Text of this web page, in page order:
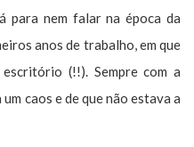
para nem falar na época da
anos de trabalho, em que
(!!). Sempre com a
caos e de que não estava a